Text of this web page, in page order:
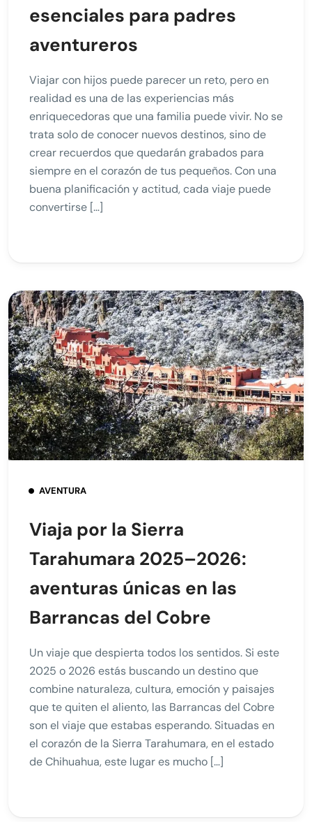
esenciales para padres
aventureros
Viajar con hijos puede parecer un reto, pero en
realidad es una de las experiencias más
enriquecedoras que una familia puede vivir. No se
trata solo de conocer nuevos destinos, sino de
crear recuerdos que quedarán grabados para
siempre en el corazón de tus pequeños. Con una
buena planificación y actitud, cada viaje puede
convertirse […]
AVENTURA
Viaja por la Sierra
Tarahumara 2025–2026:
aventuras únicas en las
Barrancas del Cobre
Un viaje que despierta todos los sentidos. Si este
2025 o 2026 estás buscando un destino que
combine naturaleza, cultura, emoción y paisajes
que te quiten el aliento, las Barrancas del Cobre
son el viaje que estabas esperando. Situadas en
el corazón de la Sierra Tarahumara, en el estado
de Chihuahua, este lugar es mucho […]